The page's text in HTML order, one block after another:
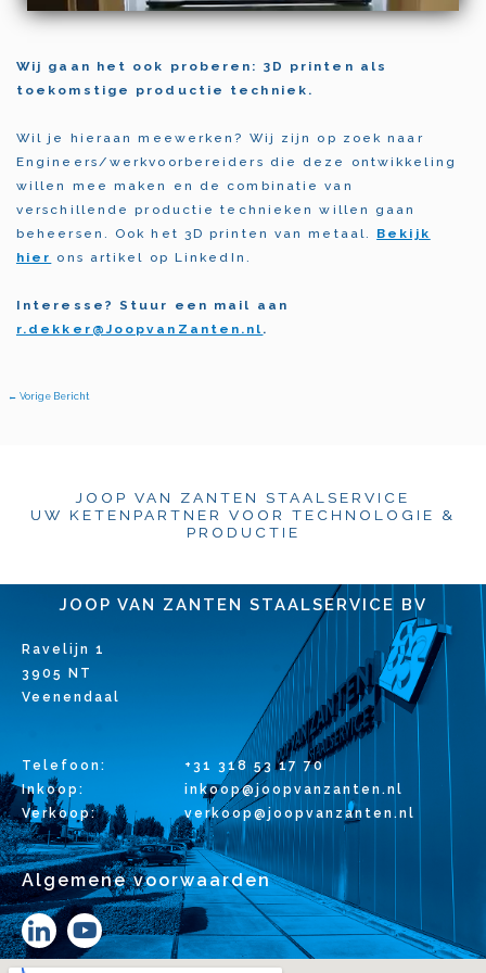
Wij gaan het ook proberen: 3D printen als
toekomstige productie techniek.
Wil je hieraan meewerken? Wij zijn op zoek naar
Engineers/werkvoorbereiders die deze ontwikkeling
willen mee maken en de combinatie van
verschillende productie technieken willen gaan
beheersen. Ook het 3D printen van metaal. Bekijk
hier ons artikel op LinkedIn.
Interesse? Stuur een mail aan
r.dekker@JoopvanZanten.nl .
← Vorige Bericht
JOOP VAN ZANTEN STAALSERVICE
UW KETENPARTNER VOOR TECHNOLOGIE &
PRODUCTIE
JOOP VAN ZANTEN STAALSERVICE BV
Ravelijn 1
3905 NT
Veenendaal
Telefoon:
Inkoop:
Verkoop:
+31 318 53 17 70
inkoop@joopvanzanten.nl
verkoop@joopvanzanten.nl
Algemene voorwaarden
Y
o
u